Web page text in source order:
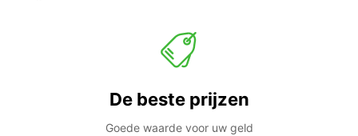
De beste prijzen
Goede waarde voor uw geld